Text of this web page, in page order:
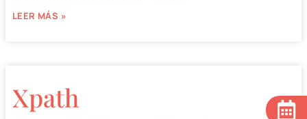
LEER MÁS »
Xpath